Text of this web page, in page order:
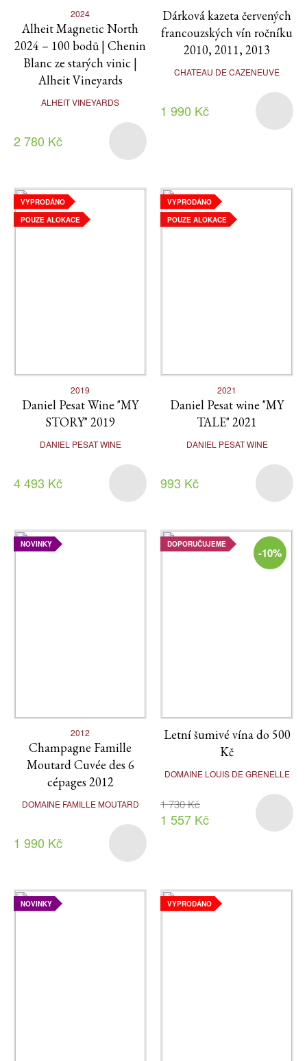
2024
Alheit Magnetic North
2024 – 100 bodů | Chenin
Blanc ze starých vinic |
Alheit Vineyards
ALHEIT VINEYARDS
2 780 Kč
Dárková kazeta červených
francouzských vín ročníku
2010, 2011, 2013
CHATEAU DE CAZENEUVE
1 990 Kč
VYPRODÁNO
POUZE ALOKACE
2019
Daniel Pesat Wine "MY
STORY" 2019
DANIEL PESAT WINE
4 493 Kč
VYPRODÁNO
POUZE ALOKACE
2021
Daniel Pesat wine "MY
TALE" 2021
DANIEL PESAT WINE
993 Kč
NOVINKY
2012
Champagne Famille
Moutard Cuvée des 6
cépages 2012
DOMAINE FAMILLE MOUTARD
1 990 Kč
DOPORUČUJEME
-10%
Letní šumivé vína do 500
Kč
DOMAINE LOUIS DE GRENELLE
1 730 Kč
1 557 Kč
NOVINKY VYPRODÁNO